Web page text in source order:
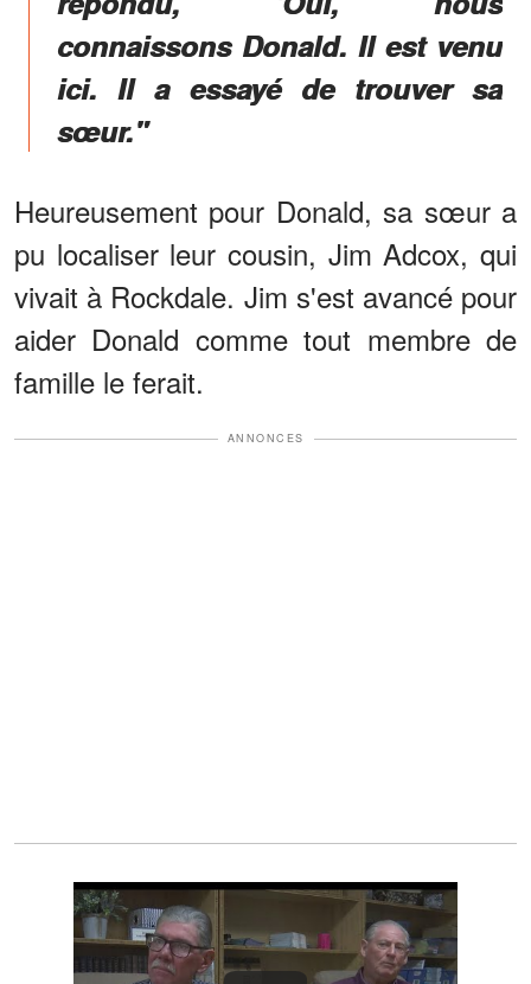
connaissons Donald. Il est venu
ici. Il a essayé de trouver sa
sœur."
Heureusement pour Donald, sa sœur a
pu localiser leur cousin, Jim Adcox, qui
vivait à Rockdale. Jim s'est avancé pour
aider Donald comme tout membre de
famille le ferait.
ANNONCES